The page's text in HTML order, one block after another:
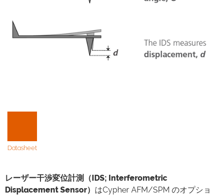
Datasheet
レーザー干渉変位計測（IDS; Interferometric
Displacement Sensor） はCypher AFM/SPM のオプショ